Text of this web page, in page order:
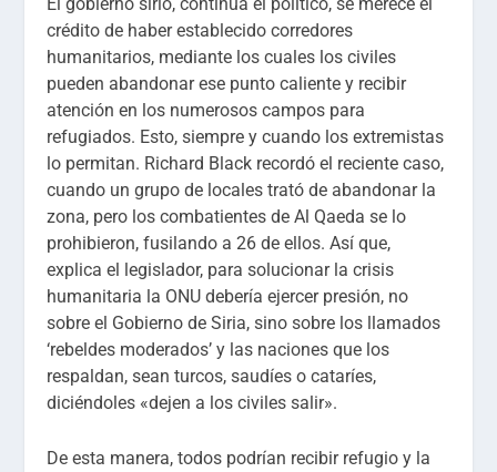
crédito de haber establecido corredores
humanitarios, mediante los cuales los civiles
pueden abandonar ese punto caliente y recibir
atención en los numerosos campos para
refugiados. Esto, siempre y cuando los extremistas
lo permitan. Richard Black recordó el reciente caso,
cuando un grupo de locales trató de abandonar la
zona, pero los combatientes de Al Qaeda se lo
prohibieron, fusilando a 26 de ellos. Así que,
explica el legislador, para solucionar la crisis
humanitaria la ONU debería ejercer presión, no
sobre el Gobierno de Siria, sino sobre los llamados
‘rebeldes moderados’ y las naciones que los
respaldan, sean turcos, saudíes o cataríes,
diciéndoles «dejen a los civiles salir».
De esta manera, todos podrían recibir refugio y la